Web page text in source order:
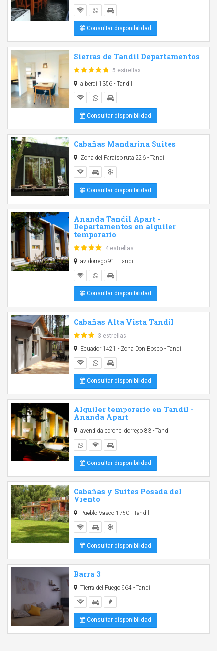
Consultar disponibilidad
Sierras de Tandil Departamentos
5 estrellas
alberdi 1356 - Tandil
Consultar disponibilidad
Cabañas Mandarina Suites
Zona del Paraiso ruta 226 - Tandil
Consultar disponibilidad
Ananda Tandil Apart -
Departamentos en alquiler
temporario
4 estrellas
av dorrego 91 - Tandil
Consultar disponibilidad
Cabañas Alta Vista Tandil
3 estrellas
Ecuador 1421 - Zona Don Bosco - Tandil
Consultar disponibilidad
Alquiler temporario en Tandil -
Ananda Apart
avendida coronel dorrego 83 - Tandil
Consultar disponibilidad
Cabañas y Suites Posada del
Viento
Pueblo Vasco 1750 - Tandil
Consultar disponibilidad
Barra 3
Tierra del Fuego 964 - Tandil
Consultar disponibilidad